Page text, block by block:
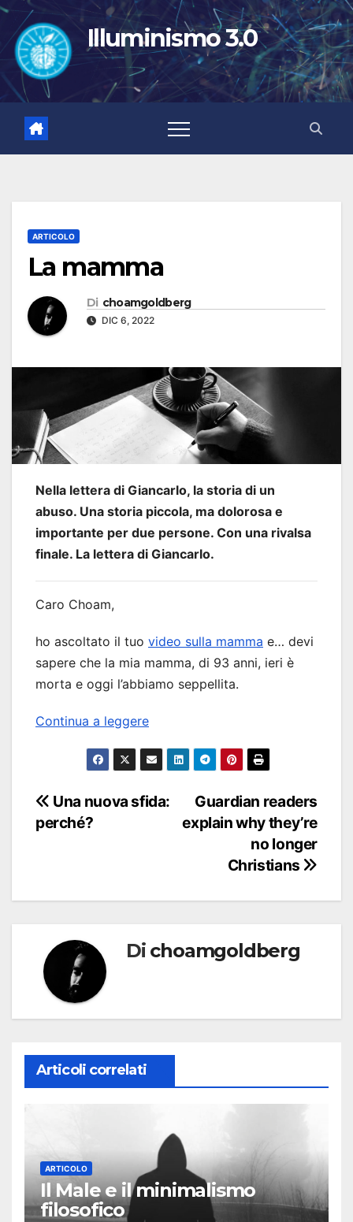
Salta
contenuto
Illuminismo 3.0
ARTICOLO
La mamma
Di choamgoldberg
DIC 6, 2022
Nella lettera di Giancarlo, la storia di un
abuso. Una storia piccola, ma dolorosa e
importante per due persone. Con una rivalsa
finale. La lettera di Giancarlo.
Caro Choam,
ho ascoltato il tuo video sulla mamma e… devi
sapere che la mia mamma, di 93 anni, ieri è
morta e oggi l’abbiamo seppellita.
Continua a leggere
Navigazione
articoli
Guardian readers
explain why they’re
no longer
Christians
Una nuova sfida:
perché?
Di choamgoldberg
Articoli correlati
ARTICOLO
Il Male e il minimalismo
filosofico